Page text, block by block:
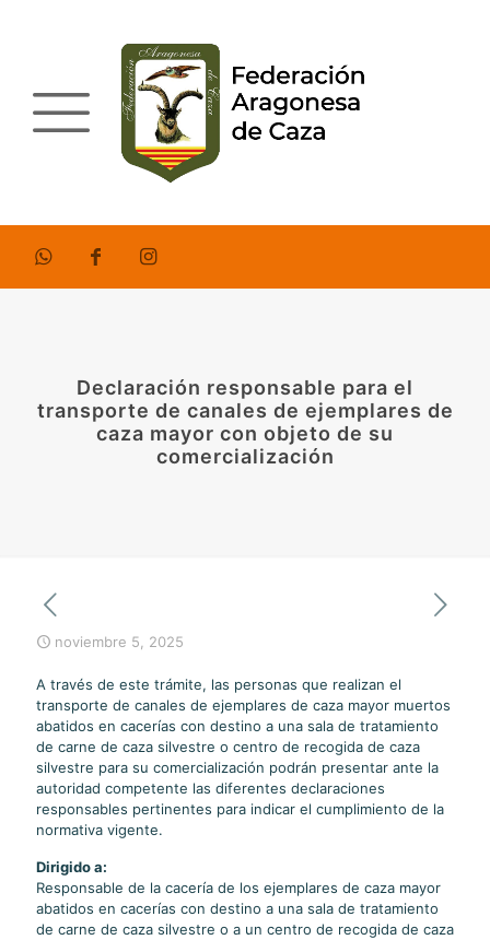
Declaración responsable para el
transporte de canales de ejemplares de
caza mayor con objeto de su
comercialización
noviembre 5, 2025
A través de este trámite, las personas que realizan el
transporte de canales de ejemplares de caza mayor muertos
abatidos en cacerías con destino a una sala de tratamiento
de carne de caza silvestre o centro de recogida de caza
silvestre para su comercialización podrán presentar ante la
autoridad competente las diferentes declaraciones
responsables pertinentes para indicar el cumplimiento de la
normativa vigente.
Dirigido a:
Responsable de la cacería de los ejemplares de caza mayor
abatidos en cacerías con destino a una sala de tratamiento
de carne de caza silvestre o a un centro de recogida de caza